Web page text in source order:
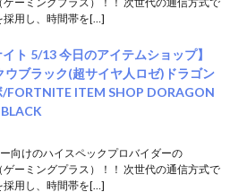
採用し、時間帯を[…]
イト 5/13 今日のアイテムショップ】
ウブラック(超サイヤ人ロゼ)ドラゴン
/FORTNITE ITEM SHOP DORAGON
向けのハイスペックプロバイダーの
ゲーミングプラス）！！ 次世代の通信方式で
採用し、時間帯を[…]